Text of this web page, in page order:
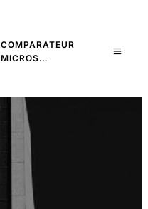
COMPARATEUR
MICROS…